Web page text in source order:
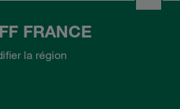
FRANCE
la région